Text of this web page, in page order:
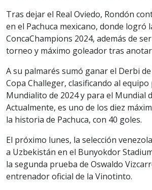
Tras dejar el Real Oviedo, Rondón
en el Pachuca mexicano, donde logró
ConcaChampions 2024, además de
torneo y máximo goleador tras
A su palmarés sumó ganar el Derbi
Copa Challeger, clasificando al
Mundialito de 2024 y para el Mundial
Actualmente, es uno de los diez
la historia de Pachuca, con 40 goles.
El próximo lunes, la selección
a Uzbekistán en el Bunyokdor
la segunda prueba de Oswaldo
entrenador oficial de la Vinotinto.